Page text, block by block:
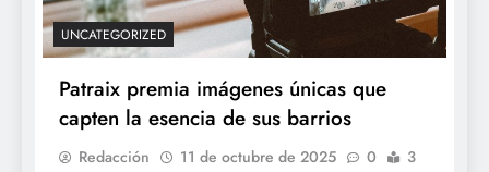
UNCATEGORIZED
Patraix premia imágenes únicas que
capten la esencia de sus barrios
Redacción 11 de octubre de 2025 0
3